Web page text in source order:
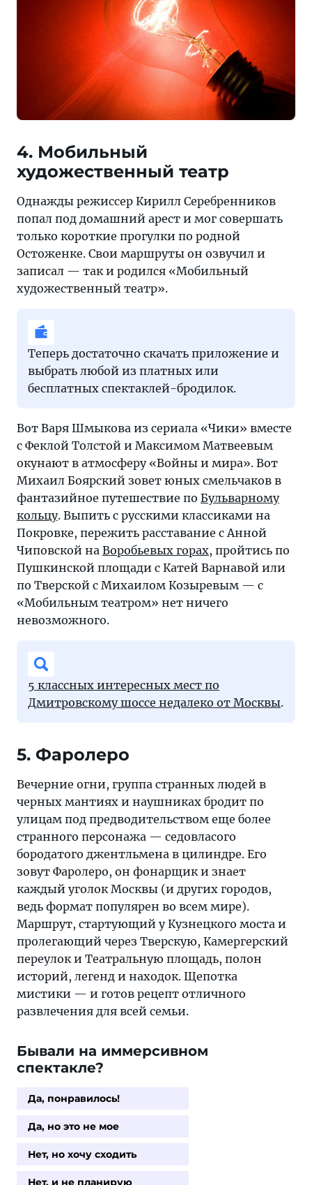
4. Мобильный
художественный театр
Однажды режиссер Кирилл Серебренников
попал под домашний арест и мог совершать
только короткие прогулки по родной
Остоженке. Свои маршруты он озвучил и
записал — так и родился «Мобильный
художественный театр».
Теперь достаточно скачать приложение и
выбрать любой из платных или
бесплатных спектаклей-бродилок.
Вот Варя Шмыкова из сериала «Чики» вместе
с Феклой Толстой и Максимом Матвеевым
окунают в атмосферу «Войны и мира». Вот
Михаил Боярский зовет юных смельчаков в
фантазийное путешествие по Бульварному
кольцу. Выпить с русскими классиками на
Покровке, пережить расставание с Анной
Чиповской на Воробьевых горах, пройтись по
Пушкинской площади с Катей Варнавой или
по Тверской с Михаилом Козыревым — с
«Мобильным театром» нет ничего
невозможного.
5 классных интересных мест по
Дмитровскому шоссе недалеко от Москвы.
5. Фаролеро
Вечерние огни, группа странных людей в
черных мантиях и наушниках бродит по
улицам под предводительством еще более
странного персонажа — седовласого
бородатого джентльмена в цилиндре. Его
зовут Фаролеро, он фонарщик и знает
каждый уголок Москвы (и других городов,
ведь формат популярен во всем мире).
Маршрут, стартующий у Кузнецкого моста и
пролегающий через Тверскую, Камергерский
переулок и Театральную площадь, полон
историй, легенд и находок. Щепотка
мистики — и готов рецепт отличного
развлечения для всей семьи.
Бывали на иммерсивном
спектакле?
Да, понравилось!
Да, но это не мое
Нет, но хочу сходить
Нет, и не планирую